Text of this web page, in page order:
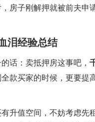
房子刚解押就被前夫申
泪经验总结
话：卖抵押房这事吧，
款买家的时候，更要
升值空间，不妨考虑先